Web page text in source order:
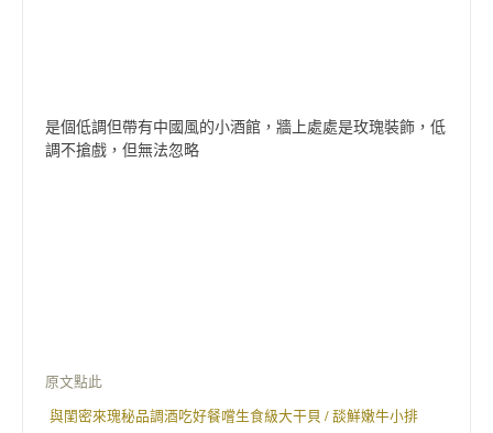
是個低調但帶有中國風的小酒館，牆上處處是玫瑰裝飾，低
調不搶戲，但無法忽略
原文點此
與閨密來瑰秘品調酒吃好餐嚐生食級大干貝 / 舕鮮嫩牛小排